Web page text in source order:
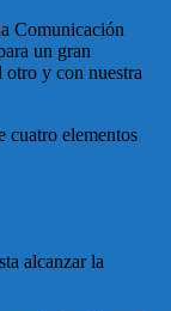
Comunicación
un gran
y con nuestra
cuatro elementos
alcanzar la